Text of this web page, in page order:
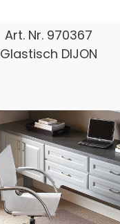
Art. Nr. 970367
Glastisch DIJON